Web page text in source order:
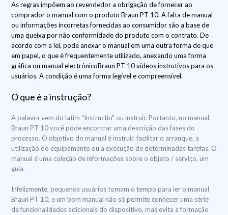
As regras impõem ao revendedor a obrigação de fornecer ao
comprador o manual com o produto Braun PT 10. A falta de manual
ou informações incorretas fornecidas ao consumidor são a base de
uma queixa por não conformidade do produto com o contrato. De
acordo com a lei, pode anexar o manual em uma outra forma de que
em papel, o que é frequentemente utilizado, anexando uma forma
gráfica ou manual electrónicoBraun PT 10 vídeos instrutivos para os
usuários. A condição é uma forma legível e compreensível.
O que é a instrução?
A palavra vem do latim "Instructio" ou instruir. Portanto, no manual
Braun PT 10 você pode encontrar uma descrição das fases do
processo. O objetivo do manual é instruir, facilitar o arranque, a
utilização do equipamento ou a execução de determinadas tarefas. O
manual é uma coleção de informações sobre o objeto / serviço, um
guia.
Infelizmente, pequenos usuários tomam o tempo para ler o manual
Braun PT 10, e um bom manual não só permite conhecer uma série
de funcionalidades adicionais do dispositivo, mas evita a formação